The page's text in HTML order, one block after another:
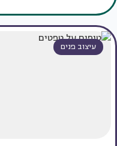
עיצוב פנים